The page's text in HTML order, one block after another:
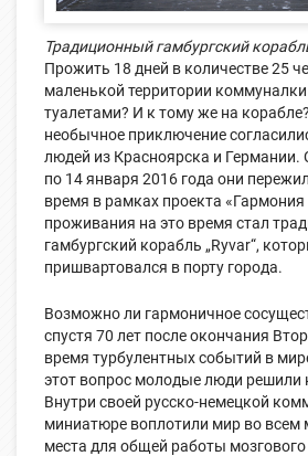
Традиционный гамбургский
Прожить 18 дней в количестве 25
маленькой территории
туалетами? И к тому же на
необычное приключение
людей из Красноярска и Германии.
по 14 января 2016 года они
время в рамках проекта
проживания на это время стал
гамбургский корабль „Ryvar“,
пришвартовался в порту города.
Возможно ли гармоничное
спустя 70 лет после окончания
время турбулентных событий в
этот вопрос молодые люди решили
Внутри своей русско-немецкой
миниатюре воплотили мир во
места для общей работы мозгового